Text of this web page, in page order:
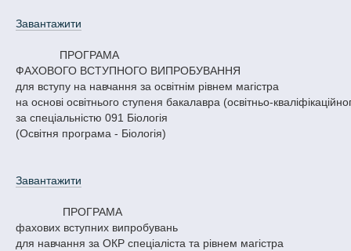
Завантажити
ПРОГРАМА
ФАХОВОГО ВСТУПНОГО ВИПРОБУВАННЯ
для вступу на навчання за освітнім рівнем магістра
на основі освітнього ступеня бакалавра (освітньо-
за спеціальністю 091 Біологія
(Освітня програма - Біологія)
Завантажити
ПРОГРАМА
фахових вступних випробувань
для навчання за ОКР спеціаліста та рівнем магістра